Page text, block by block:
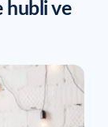
hubli ve